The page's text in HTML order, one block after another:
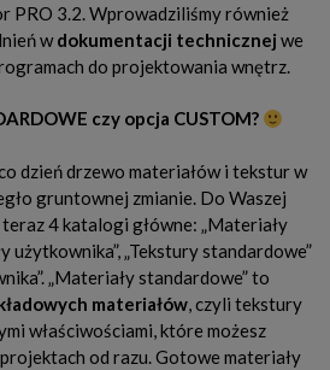
PRO 3.2. Wprowadziliśmy również
wdokumentacji technicznej we
do projektowania wnętrz.
czy opcja CUSTOM?
dzień drzewo materiałów i tekstur w
gruntownej zmianie. Do Waszej
4 katalogi główne: „Materiały
użytkownika”, „Tekstury standardowe”
„Materiały standardowe” to
materiałów, czyli tekstury
właściwościami, które możesz
od razu. Gotowe materiały